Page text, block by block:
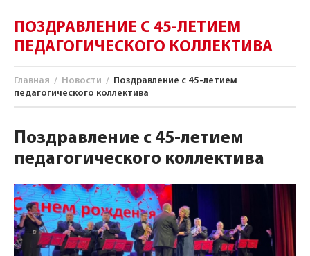
ПОЗДРАВЛЕНИЕ С 45-ЛЕТИЕМ
ПЕДАГОГИЧЕСКОГО КОЛЛЕКТИВА
Главная / Новости / Поздравление с 45-летием
педагогического коллектива
Поздравление с 45-летием
педагогического коллектива